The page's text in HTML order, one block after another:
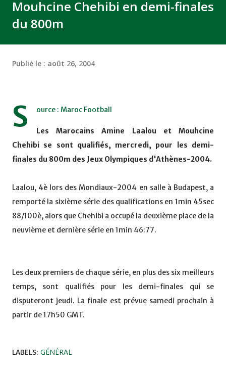
Mouhcine Chehibi en demi-finales
du 800m
Publié le : août 26, 2004
S ource : Maroc Football
Les Marocains Amine Laalou et Mouhcine
Chehibi se sont qualifiés, mercredi, pour les demi-
finales du 800m des Jeux Olympiques d'Athènes-2004.
Laalou, 4è lors des Mondiaux-2004 en salle à Budapest, a
remporté la sixième série des qualifications en 1min 45sec
88/100è, alors que Chehibi a occupé la deuxième place de la
neuvième et dernière série en 1min 46:77.
Les deux premiers de chaque série, en plus des six meilleurs
temps, sont qualifiés pour les demi-finales qui se
disputeront jeudi. La finale est prévue samedi prochain à
partir de 17h50 GMT.
LABELS: GÉNÉRAL